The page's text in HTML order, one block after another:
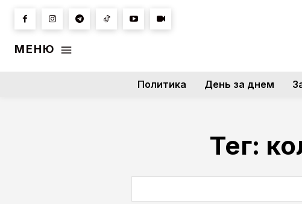
МЕНЮ
Политика День за днем
Тег: